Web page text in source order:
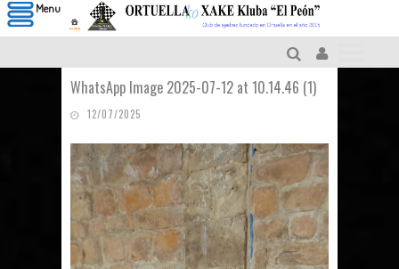
WhatsApp Image 2025-07-12 at 10.14.46 (1)
12/07/2025
Menu